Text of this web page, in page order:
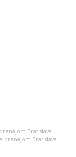
Bratislava I
prenájom Bratislava I